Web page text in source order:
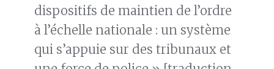
dispositifs de maintien de l’ordre
à l’échelle nationale : un système
qui s’appuie sur des tribunaux et